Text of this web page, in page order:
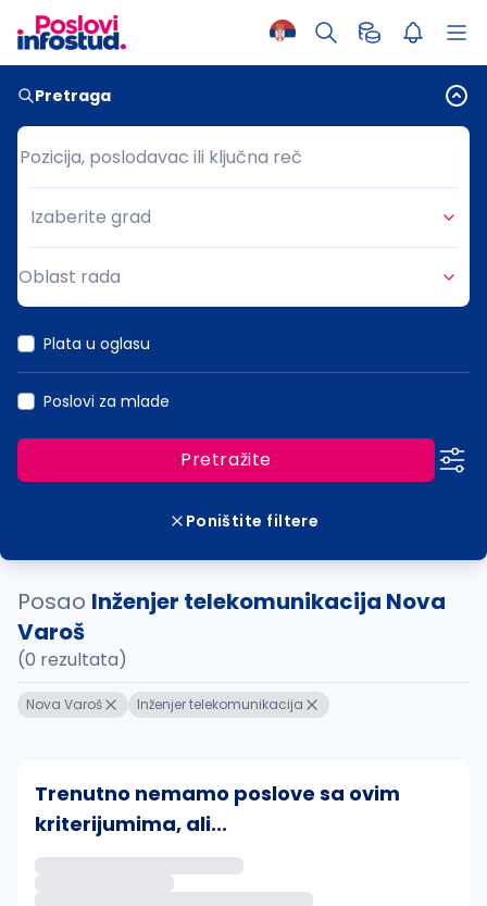
Pretraga
Pozicija, poslodavac ili ključna reč
Pozicija, poslodavac ili ključna reč
Grad
Izaberite grad
Oblast rada
Plata u oglasu
Poslovi za mlade
Pretražite
Poništite filtere
Posao Inženjer telekomunikacija Nova
Varoš
(0 rezultata)
Nova Varoš Inženjer telekomunikacija
Trenutno nemamo poslove sa ovim
kriterijumima, ali...